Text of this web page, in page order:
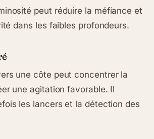
peut réduire la méfiance et
dans les faibles profondeurs.
une côte peut concentrer la
une agitation favorable. Il
les lancers et la détection des